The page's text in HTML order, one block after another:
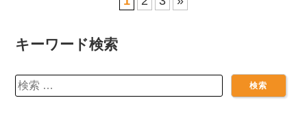
キーワード検索
検
索: